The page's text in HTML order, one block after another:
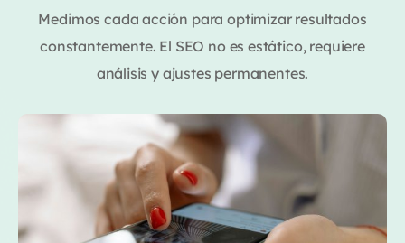
Medimos cada acción para optimizar resultados
constantemente. El SEO no es estático, requiere
análisis y ajustes permanentes.